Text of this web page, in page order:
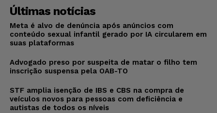
Últimas notícias
Meta é alvo de denúncia após anúncios com
conteúdo sexual infantil gerado por IA circularem em
suas plataformas
Advogado preso por suspeita de matar o filho tem
inscrição suspensa pela OAB-TO
STF amplia isenção de IBS e CBS na compra de
veículos novos para pessoas com deficiência e
autistas de todos os níveis